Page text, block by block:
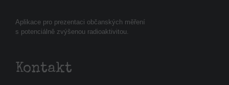
Aplikace pro prezentaci občanských měření
s potenciálně zvýšenou radioaktivitou.
Kontakt